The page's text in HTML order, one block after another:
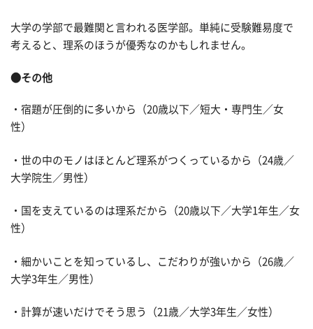
大学の学部で最難関と言われる医学部。単純に受験難易度で
考えると、理系のほうが優秀なのかもしれません。
●その他
・宿題が圧倒的に多いから（20歳以下／短大・専門生／女
性）
・世の中のモノはほとんど理系がつくっているから（24歳／
大学院生／男性）
・国を支えているのは理系だから（20歳以下／大学1年生／女
性）
・細かいことを知っているし、こだわりが強いから（26歳／
大学3年生／男性）
・計算が速いだけでそう思う（21歳／大学3年生／女性）